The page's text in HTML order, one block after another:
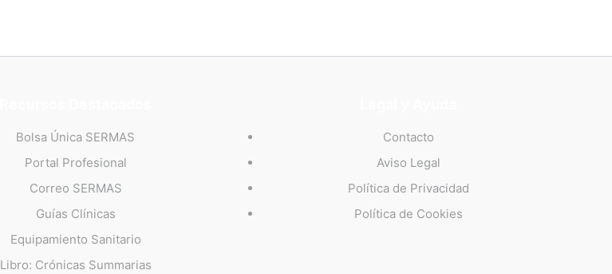
Bolsa Única SERMAS
Portal Profesional
Correo SERMAS
Guías Clínicas
Equipamiento Sanitario
Libro: Crónicas Summarias
Contacto
Aviso Legal
Política de Privacidad
Política de Cookies